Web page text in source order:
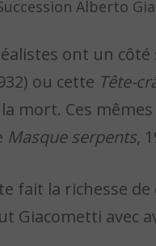
Alberto
ont un
ou cette Tête-
la mort. Ces
Masque serpents,
fait la richesse
Giacometti avec